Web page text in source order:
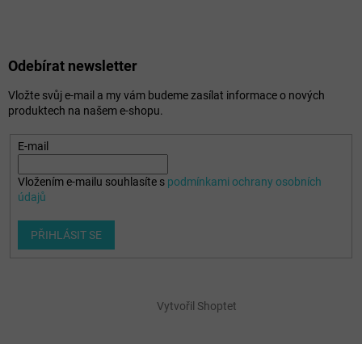
Odebírat newsletter
Vložte svůj e-mail a my vám budeme zasílat informace o nových
produktech na našem e-shopu.
E-mail
Vložením e-mailu souhlasíte s podmínkami ochrany osobních
údajů
PŘIHLÁSIT SE
Vytvořil Shoptet